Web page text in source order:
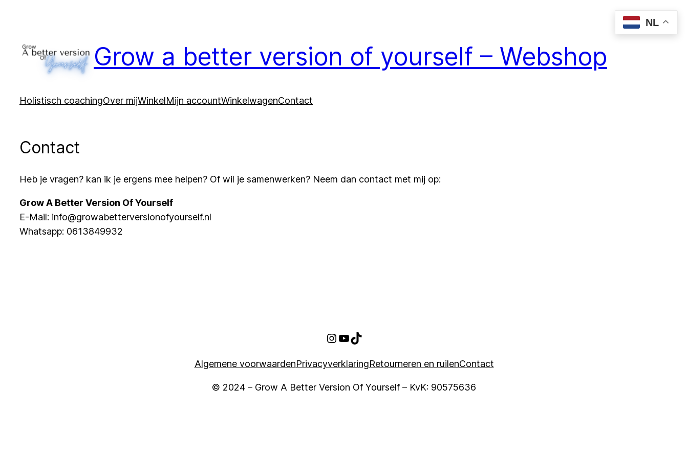
inhoud
Grow a better version of yourself – Webshop
Holistisch coachingOver mijWinkelMijn accountWinkelwagenContact
Contact
Heb je vragen? kan ik je ergens mee helpen? Of wil je samenwerken? Neem dan contact met mij op:
Grow A Better Version Of Yourself
E-Mail: info@growabetterversionofyourself.nl
Whatsapp: 0613849932
Instagram
https://www.youtube.com/@growabetterversionofyourself?si=_zyqXYQzRqSYeeDl
TikTok
Algemene voorwaardenPrivacyverklaringRetourneren en ruilenContact
© 2024 – Grow A Better Version Of Yourself – KvK: 90575636
NL